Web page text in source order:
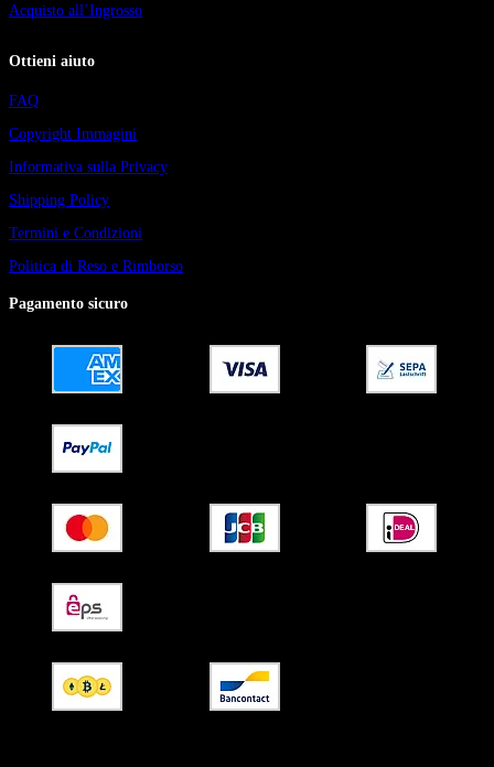
Acquisto all’Ingrosso
Ottieni aiuto
FAQ
Copyright Immagini
Informativa sulla Privacy
Shipping Policy
Termini e Condizioni
Politica di Reso e Rimborso
Pagamento sicuro